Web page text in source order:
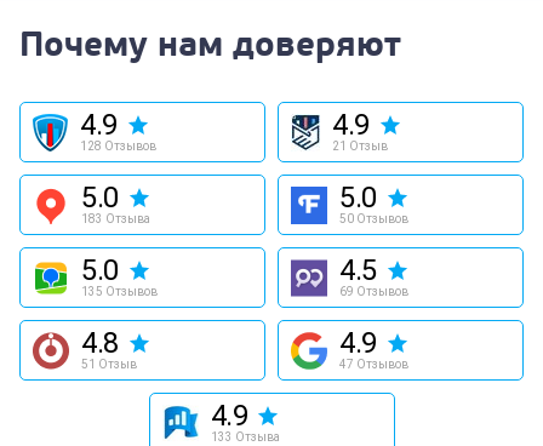
Почему нам доверяют
4.9
128 Отзывов
4.9
21 Отзыв
5.0
183 Отзыва
5.0
50 Отзывов
5.0
135 Отзывов
4.5
69 Отзывов
4.8
51 Отзыв
4.9
47 Отзывов
4.9
133 Отзыва